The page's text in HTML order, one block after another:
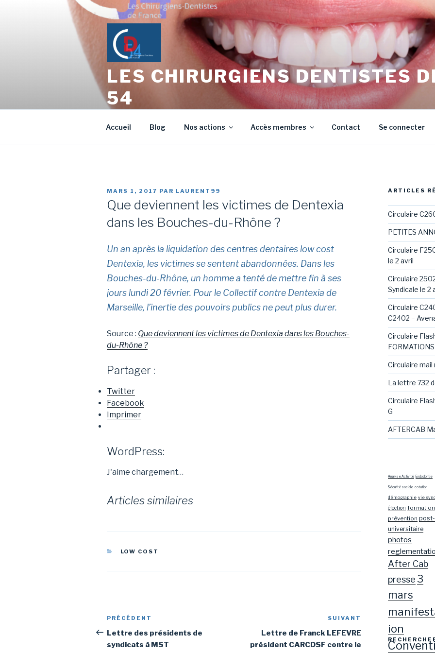
LES CHIRURGIENS DENTISTES
54
Accueil Blog Nos actions Accès membres Contact Se connecter
PUBLIÉ
LE
MARS 1, 2017 PAR LAURENT99
Que deviennent les victimes de Dentexia
dans les Bouches-du-Rhône ?
Un an après la liquidation des centres dentaires low cost
Dentexia, les victimes se sentent abandonnées. Dans les
Bouches-du-Rhône, un homme a tenté de mettre fin à ses
jours lundi 20 février. Pour le Collectif contre Dentexia de
Marseille, l’inertie des pouvoirs publics ne peut plus durer.
Source : Que deviennent les victimes de Dentexia dans les Bouches-
du-Rhône ?
Partager :
Twitter
Facebook
Imprimer
WordPress:
J'aime chargement…
Articles similaires
CATÉGORIES
LOW COST
Navigation
de
l’article
Article
précédent
PRÉCÉDENT
Lettre des présidents de
syndicats à MST
Article
suivant
SUIVANT
Lettre de Franck LEFEVRE
président CARCDSF contre le
ARTICLES
Circulaire
PETITES
Circulaire
le 2 avril
Circulaire
Syndicale le 2
Circulaire
C2402 –
Circulaire
Circulaire mail
La lettre 732
Circulaire
G
AFTERCAB
Analyse Activité Endodontie
Sécurité sociale cotation
démographie vie
élection formation
prévention post-
universitaire
photos
After Cab
presse 3
mars
ion